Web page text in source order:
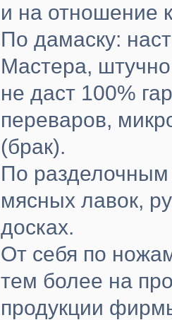
и на отношение
По дамаску:
Мастера,
не даст 100%
переваров,
(брак).
По разделочным
мясных лавок,
досках.
От себя по
тем более на
продукции